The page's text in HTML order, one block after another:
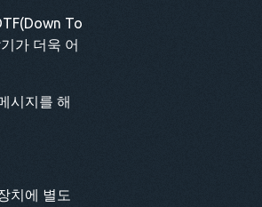
To
가 더욱 어
시지를 해
치에 별도